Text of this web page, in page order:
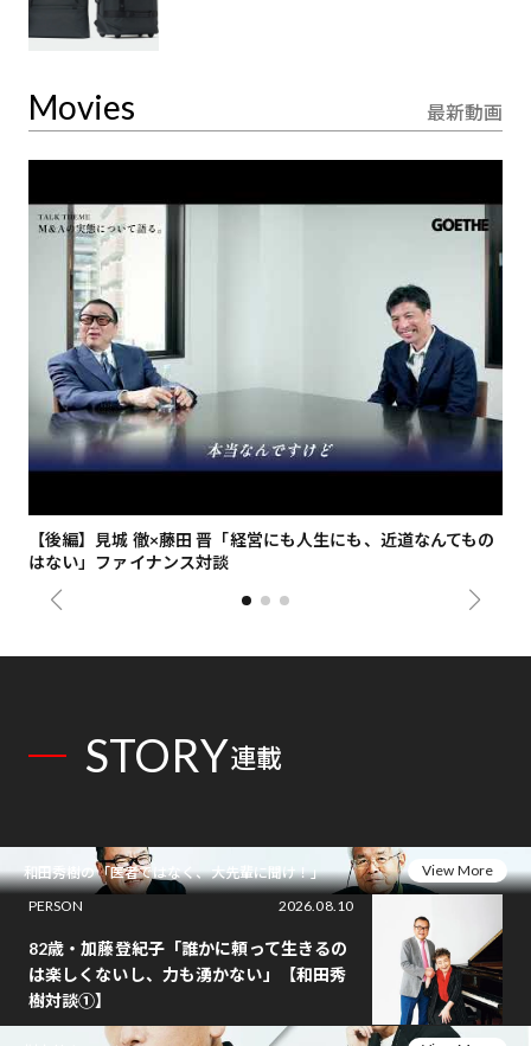
Movies 最新動画
【後編】見城 徹×藤田 晋「経営にも人生にも、近道なんてもの
はない」ファイナンス対談
STORY連載
和田秀樹の「医者ではなく、大先輩に聞け！」
View More
PERSON
2026.08.10
82歳・加藤登紀子「誰かに頼って生きるの
は楽しくないし、力も湧かない」【和田秀
樹対談①】